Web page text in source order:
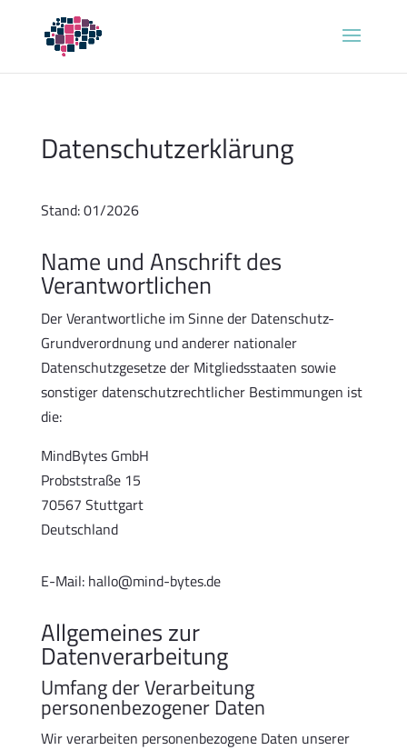
Datenschutzerklärung
Stand: 01/2026
Name und Anschrift des
Verantwortlichen
Der Verantwortliche im Sinne der Datenschutz-
Grundverordnung und anderer nationaler
Datenschutzgesetze der Mitgliedsstaaten sowie
sonstiger datenschutzrechtlicher Bestimmungen ist
die:
MindBytes GmbH
Probststraße 15
70567 Stuttgart
Deutschland
E-Mail: hallo@mind-bytes.de
Allgemeines zur
Datenverarbeitung
Umfang der Verarbeitung
personenbezogener Daten
Wir verarbeiten personenbezogene Daten unserer